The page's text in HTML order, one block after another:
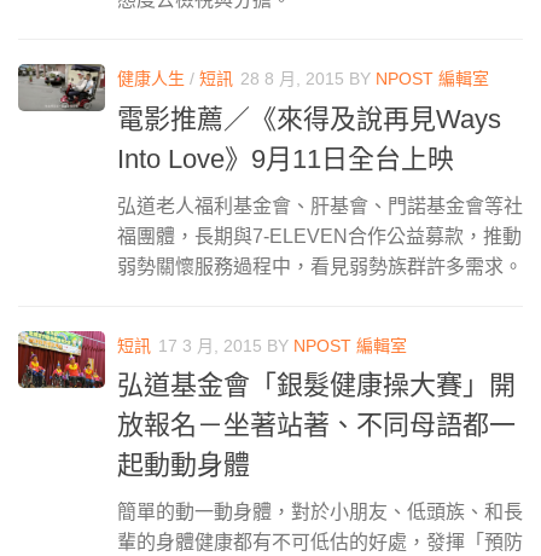
健康人生 / 短訊 28 8 月, 2015 BY NPOST 編輯室
電影推薦／《來得及說再見Ways
Into Love》9月11日全台上映
弘道老人福利基金會、肝基會、門諾基金會等社
福團體，長期與7-ELEVEN合作公益募款，推動
弱勢關懷服務過程中，看見弱勢族群許多需求。
短訊 17 3 月, 2015 BY NPOST 編輯室
弘道基金會「銀髮健康操大賽」開
放報名－坐著站著、不同母語都一
起動動身體
簡單的動一動身體，對於小朋友、低頭族、和長
輩的身體健康都有不可低估的好處，發揮「預防